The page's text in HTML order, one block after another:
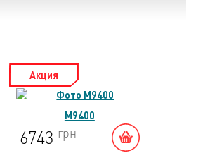
Акция
M9400
6743 грн